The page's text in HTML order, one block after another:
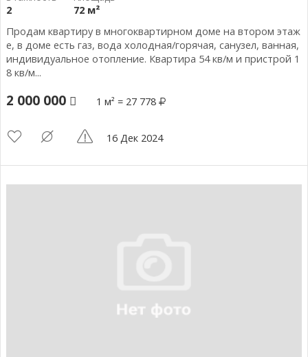
2
72 м²
Продам квартиру в многоквартирном доме на втором этаж
е, в доме есть газ, вода холодная/горячая, санузел, ванная,
индивидуальное отопление. Квартира 54 кв/м и пристрой 1
8 кв/м...
2 000 000 1 м² = 27 778
16 Дек 2024